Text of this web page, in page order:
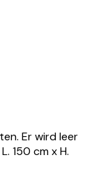
Er wird leer
150 cm x H.